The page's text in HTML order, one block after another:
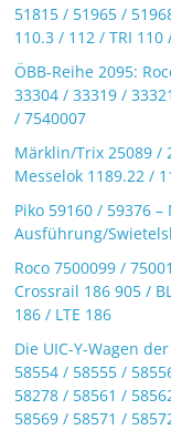
51815 / 51965 /
110.3 / 112 / TRI 110
ÖBB-Reihe 2095:
33304 / 33319 /
/ 7540007
Märklin/Trix 25089 /
Messelok 1189.22 /
Piko 59160 / 59376
Ausführung/
Roco 7500099 /
Crossrail 186 905 /
186 / LTE 186
Die UIC-Y-Wagen
58554 / 58555 /
58278 / 58561 /
58569 / 58571 /